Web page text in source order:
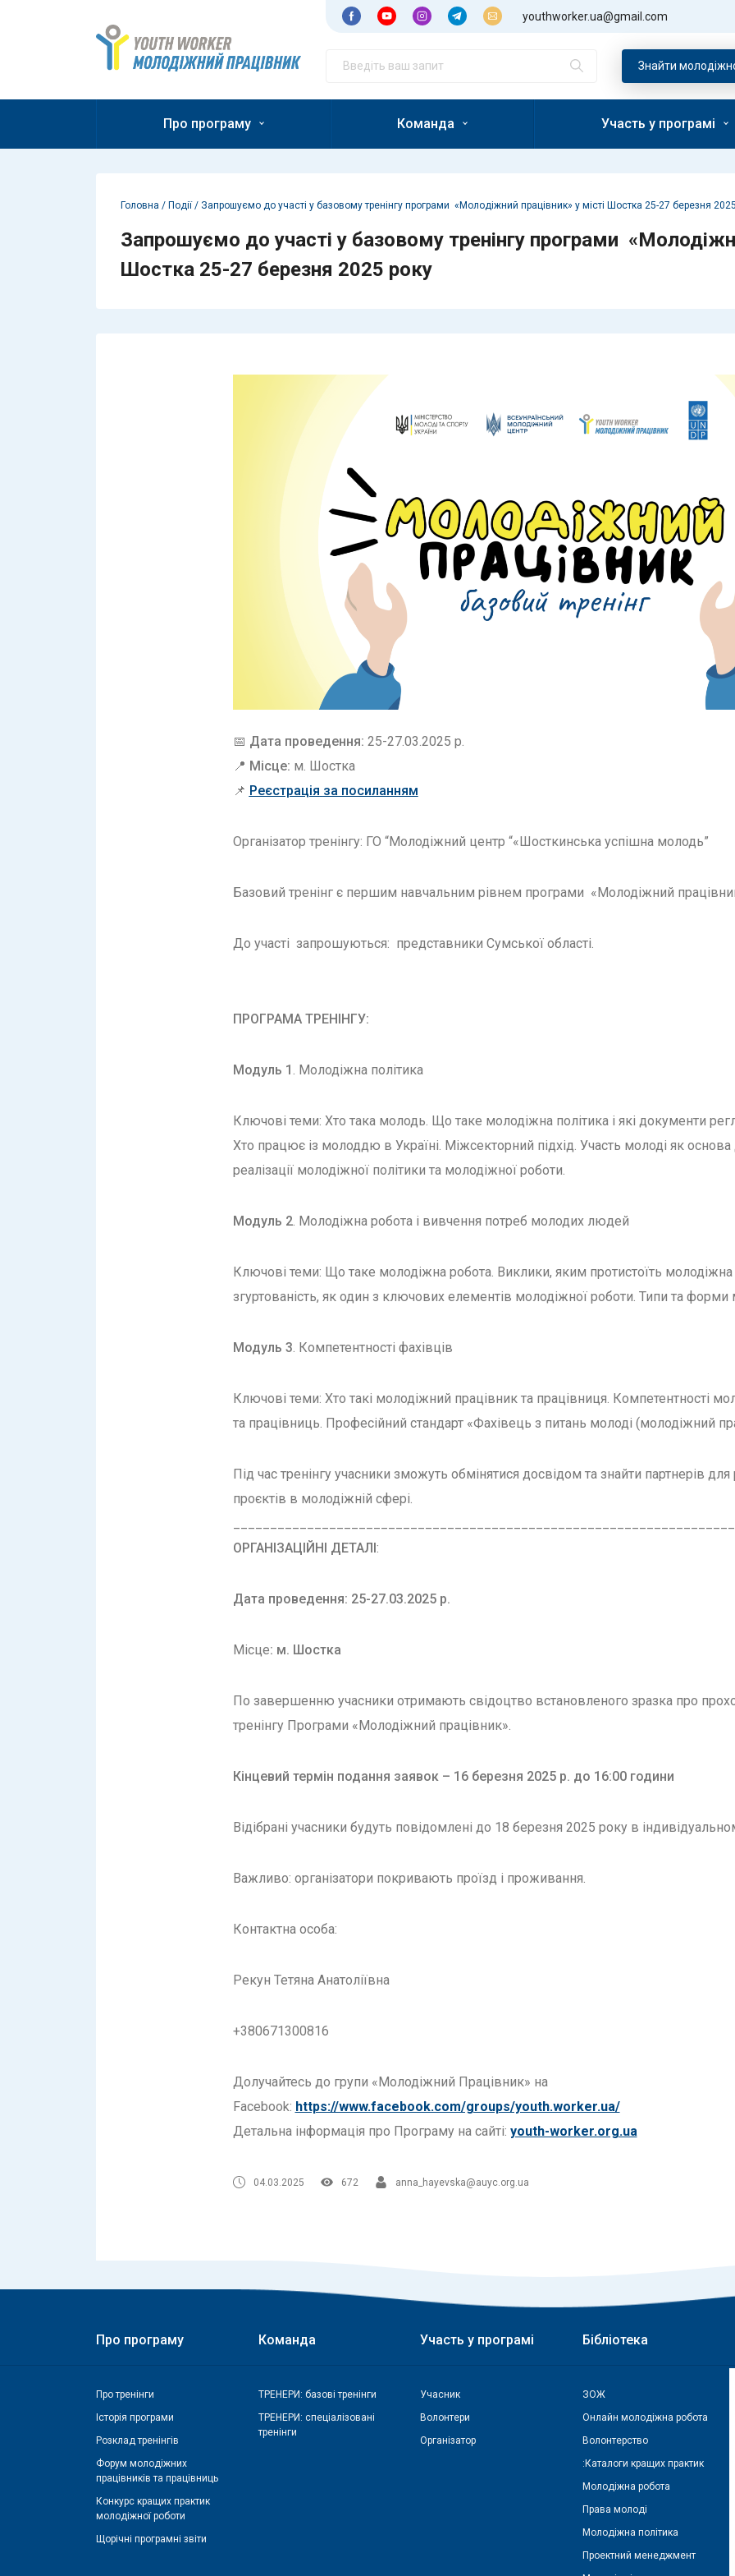
Молодіжний працівник
youthworker.ua@gmail.com
Пошук:Знайти
Про програму Команда Участь у програмі
Головна / Події/ Запрошуємо до участі у базовому тренінгу програми «Молодіжний працівник» у місті Шостка 25-27 березня
Запрошуємо до участі у базовому тренінгу програми
Шостка 25-27 березня 2025 року
📅 Дата проведення: 25-27.03.2025 р.
📍 Місце: м. Шостка
📌 Реєстрація за посиланням
Організатор тренінгу: ГО “Молодіжний центр “«Шосткинська успішна молодь”
Базовий тренінг є першим навчальним рівнем програми «Молодіжний
До участі запрошуються: представники Сумської області.
ПРОГРАМА ТРЕНІНГУ:
Модуль 1 . Молодіжна політика
Ключові теми: Хто така молодь. Що таке молодіжна політика і які документи
Хто працює із молоддю в Україні. Міжсекторний підхід. Участь молоді як
реалізації молодіжної політики та молодіжної роботи.
Модуль 2. Молодіжна робота і вивчення потреб молодих людей
Ключові теми: Що таке молодіжна робота. Виклики, яким протистоїть
згуртованість, як один з ключових елементів молодіжної роботи. Типи та форми
Модуль 3 . Компетентності фахівців
Ключові теми: Хто такі молодіжний працівник та працівниця. Компетентності
та працівниць. Професійний стандарт ​​«Фахівець з питань молоді (молодіжний
Під час тренінгу учасники зможуть обмінятися досвідом та знайти партнерів для
проєктів в молодіжній сфері.
ОРГАНІЗАЦІЙНІ ДЕТАЛІ:
Дата проведення: 25-27.03.2025 р.
Місце: м. Шостка
По завершенню учасники отримають свідоцтво встановленого зразка про
тренінгу Програми «Молодіжний працівник».
Кінцевий термін подання заявок – 16 березня 2025 р. до 16:00 години
Відібрані учасники будуть повідомлені до 18 березня 2025 року в
Важливо: організатори покривають проїзд і проживання.
Контактна особа:
Рекун Тетяна Анатоліївна
+380671300816
Долучайтесь до групи «Молодіжний Працівник» на
Facebook: https://www.facebook.com/groups/youth.worker.ua/
Детальна інформація про Програму на сайті: youth-worker.org.ua
04.03.2025 672 anna_hayevska@auyc.org.ua
Про програму
Про тренінги
Історія програми
Розклад тренінгів
Форум молодіжних
працівників та працівниць
Конкурс кращих практик
молодіжної роботи
Щорічні програмні звіти
Команда
ТРЕНЕРИ: базові тренінги
ТРЕНЕРИ: спеціалізовані
тренінги
Участь у програмі
Учасник
Волонтери
Організатор
Бібліотека
ЗОЖ
Онлайн молодіжна робота
Волонтерство
:Каталоги кращих практик
Молодіжна робота
Права молоді
Молодіжна політика
Проектний менеджмент